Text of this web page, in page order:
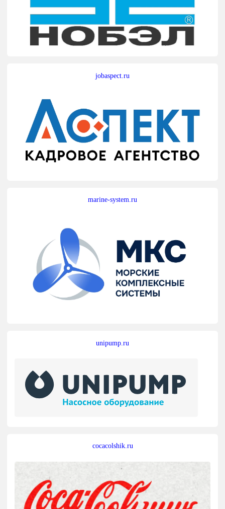
jobaspect.ru
marine-system.ru
unipump.ru
cocacolshik.ru